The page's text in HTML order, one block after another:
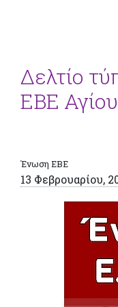
Δελτίο
ΕΒΕ
Ένωση ΕΒΕ
13 Φεβρουαρίου,